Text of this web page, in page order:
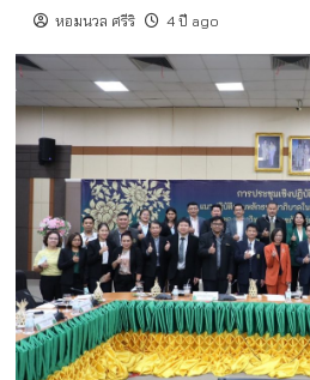
หอมนวล ศรีริ 4 ปี ago